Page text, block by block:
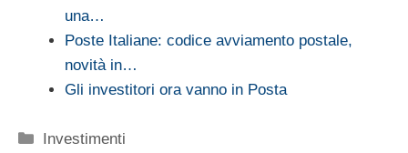
una…
Poste Italiane: codice avviamento postale,
novità in…
Gli investitori ora vanno in Posta
Categorie
Investimenti